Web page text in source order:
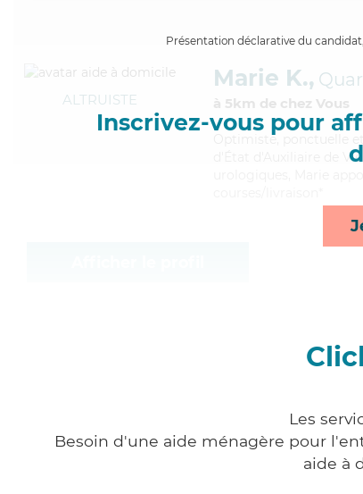
Présentation déclarative du
Inscrivez-vous pour
ALTRUISTE
Marie K.,
à 5km de chez Vous
Optimiste , ponctuelle
d'État d'Auxiliaire de
Les
Besoin d'une aide ménagère pour
aide à